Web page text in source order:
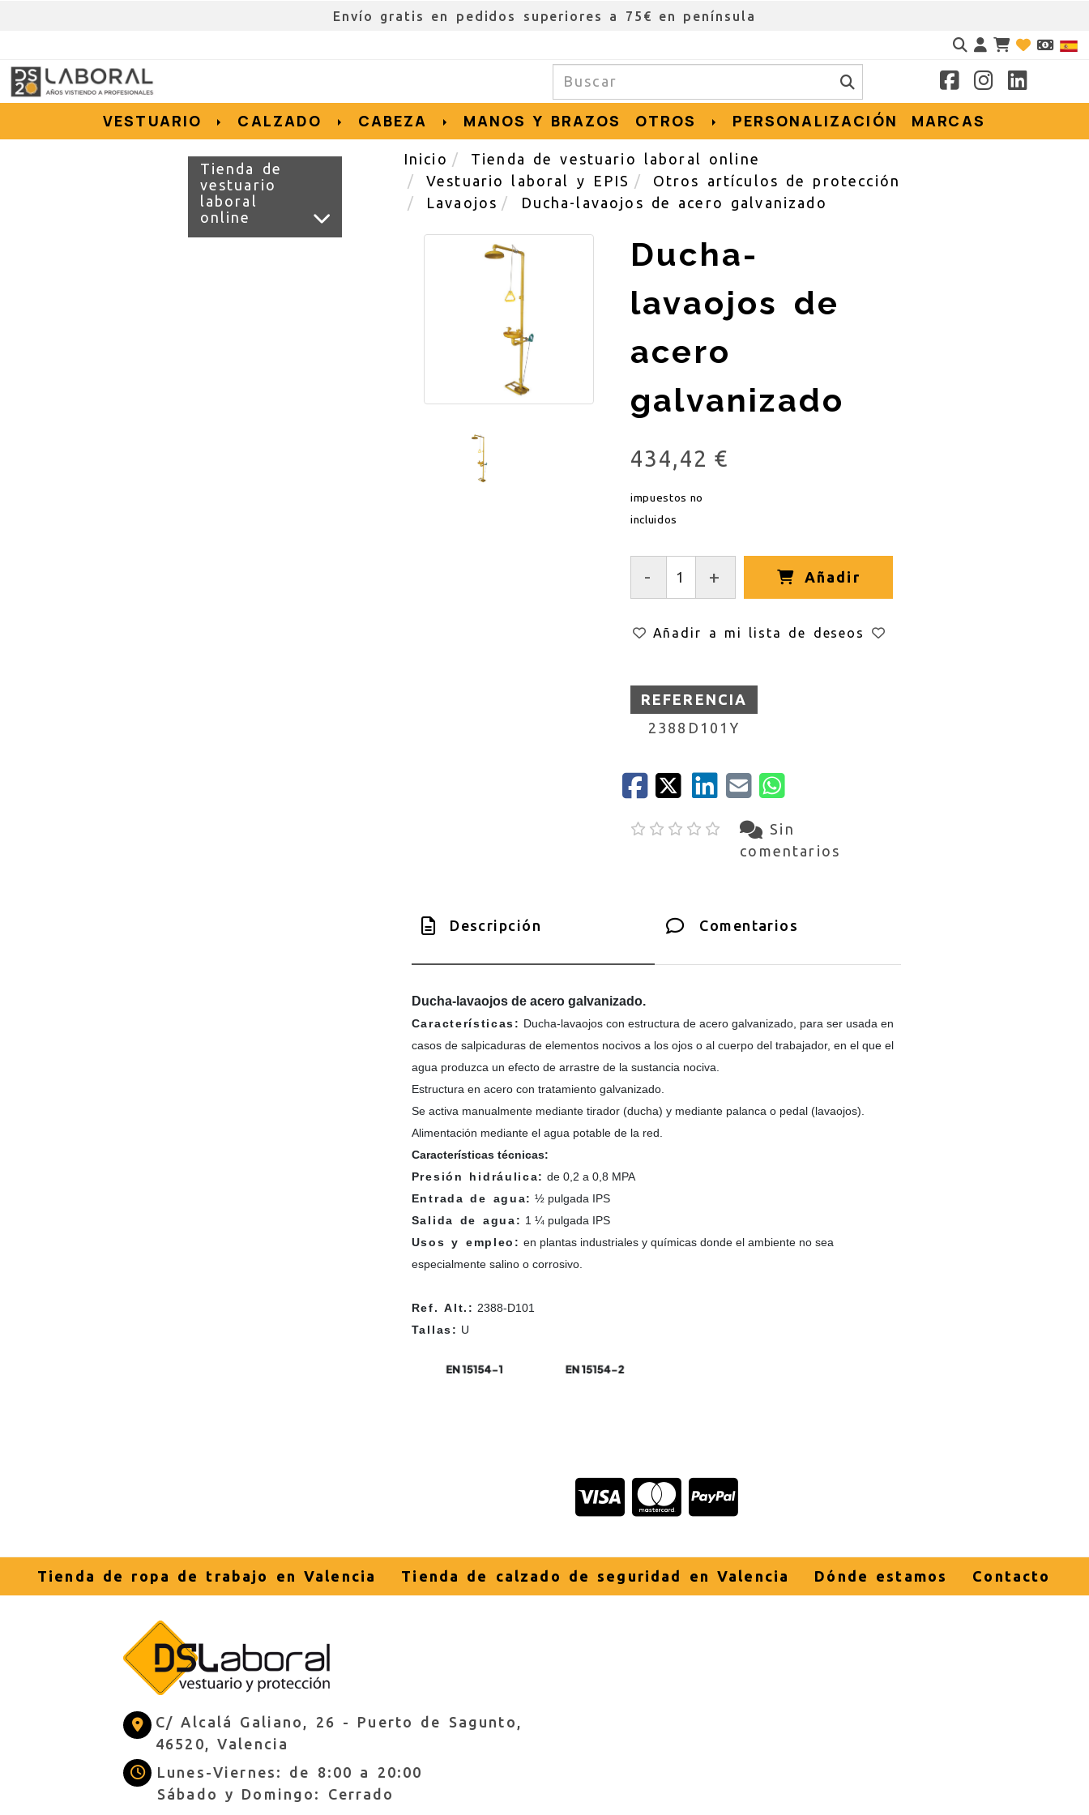
Envío gratis en pedidos superiores a 75€ en península
Identifícate
VESTUARIO CALZADO CABEZA MANOS Y BRAZOS OTROS PERSONALIZACIÓN MARCAS
Tienda de
vestuario
laboral
online
Inicio
Tienda de vestuario laboral online
Vestuario laboral y EPIS
Otros artículos de protección
Lavaojos
Ducha-lavaojos de acero galvanizado
Ducha-
lavaojos de
acero
galvanizado
434,42 €
impuestos no
incluidos
- + Añadir
Añadir a mi lista de deseos
REFERENCIA
2388D101Y
Sin
comentarios
Descripción Comentarios
Ducha-lavaojos de acero galvanizado.
Características: Ducha-lavaojos con estructura de acero galvanizado, para ser usada en
casos de salpicaduras de elementos nocivos a los ojos o al cuerpo del trabajador, en el que el
agua produzca un efecto de arrastre de la sustancia nociva.
Estructura en acero con tratamiento galvanizado.
Se activa manualmente mediante tirador (ducha) y mediante palanca o pedal (lavaojos).
Alimentación mediante el agua potable de la red.
Características técnicas:
Presión hidráulica: de 0,2 a 0,8 MPA
Entrada de agua: ½ pulgada IPS
Salida de agua: 1 ¼ pulgada IPS
Usos y empleo: en plantas industriales y químicas donde el ambiente no sea
especialmente salino o corrosivo.
Ref. Alt.: 2388-D101
Tallas: U
Tienda de ropa de trabajo en Valencia Tienda de calzado de seguridad en Valencia Dónde estamos Contacto
C/ Alcalá Galiano, 26 - Puerto de Sagunto,
46520, Valencia
Lunes-Viernes: de 8:00 a 20:00
Sábado y Domingo: Cerrado